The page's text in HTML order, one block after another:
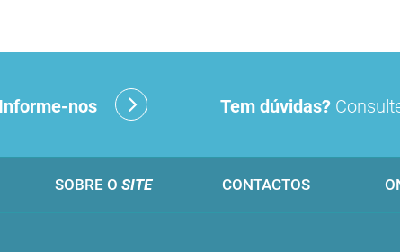
Informe-nos Tem dúvidas?
SOBRE O SITE CONTACTOS